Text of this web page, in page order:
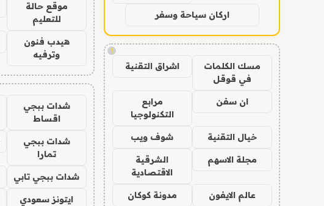
اركان سياحة وسفر
!
مسك الكلمات
في قوقل
اشراق التقنية
ان سفن
مرابع
التكنولوجيا
خيال التقنية شوف ويب
مجلة الاسهم
الشرقية
الاقتصادية
عالم الايفون مدونة كوكان
موقع حالة
للتعليم
هيدب فنون
وترفيه
شدات ببجي
اقساط
شدات ببجي
تمارا
شدات ببجي تابي
ايتونز سعودي